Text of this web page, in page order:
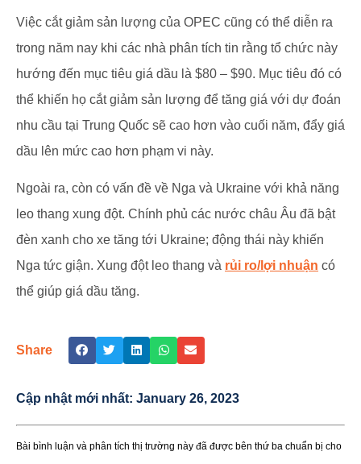
Việc cắt giảm sản lượng của OPEC cũng có thể diễn ra
trong năm nay khi các nhà phân tích tin rằng tổ chức này
hướng đến mục tiêu giá dầu là $80 – $90. Mục tiêu đó có
thể khiến họ cắt giảm sản lượng để tăng giá với dự đoán
nhu cầu tại Trung Quốc sẽ cao hơn vào cuối năm, đẩy giá
dầu lên mức cao hơn phạm vi này.
Ngoài ra, còn có vấn đề về Nga và Ukraine với khả năng
leo thang xung đột. Chính phủ các nước châu Âu đã bật
đèn xanh cho xe tăng tới Ukraine; động thái này khiến
Nga tức giận. Xung đột leo thang và rủi ro/lợi nhuận có
thể giúp giá dầu tăng.
Share
Cập nhật mới nhất: January 26, 2023
Bài bình luận và phân tích thị trường này đã được bên thứ ba chuẩn bị cho